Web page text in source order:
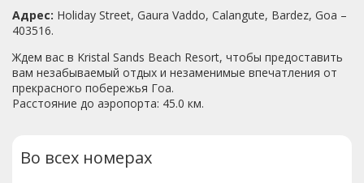
Адрес: Holiday Street, Gaura Vaddo, Calangute, Bardez, Goa –
403516.
Ждем вас в Kristal Sands Beach Resort, чтобы предоставить
вам незабываемый отдых и незаменимые впечатления от
прекрасного побережья Гоа.
Расстояние до аэропорта: 45.0 км.
Во всех номерах